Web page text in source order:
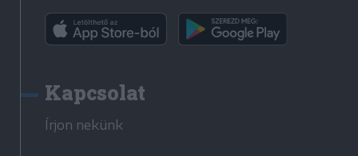
Kapcsolat
Írjon nekünk